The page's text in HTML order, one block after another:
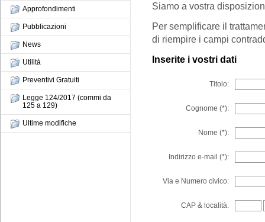
Approfondimenti
Pubblicazioni
News
Utilità
Preventivi Gratuiti
Legge 124/2017 (commi da
125 a 129)
Ultime modifiche
Siamo a vostra
Per semplificare il
di riempire i campi
Inserite i vostri dati
Titolo
Cognome (*)
Nome (*)
Indirizzo e-mail (*)
Via e Numero civico
CAP & località